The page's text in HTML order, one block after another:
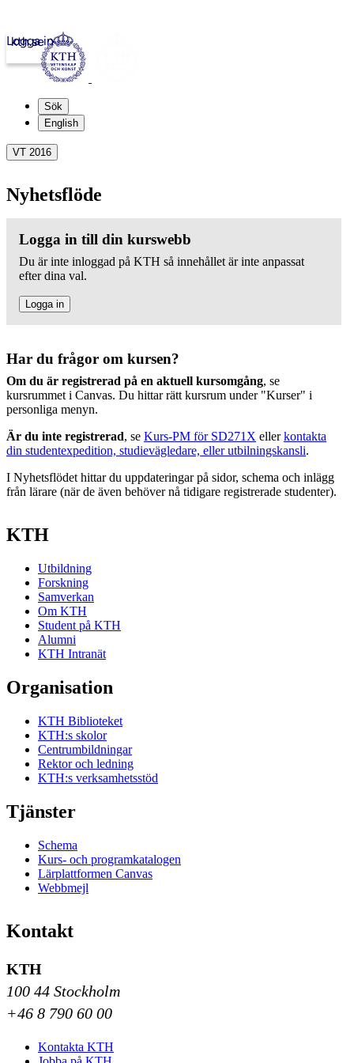
kth.se
Logga in
Sök
English
VT 2016
Nyhetsflöde
Logga in till din kurswebb
Du är inte inloggad på KTH så innehållet är inte anpassat
efter dina val.
Logga in
Har du frågor om kursen?
Om du är registrerad på en aktuell kursomgång, se
kursrummet i Canvas. Du hittar rätt kursrum under "Kurser" i
personliga menyn.
Är du inte registrerad, se Kurs-PM för SD271X ellerkontakta
din studentexpedition, studievägledare, eller utbilningskansli.
I Nyhetsflödet hittar du uppdateringar på sidor, schema och inlägg
från lärare (när de även behöver nå tidigare registrerade studenter).
KTH
Utbildning
Forskning
Samverkan
Om KTH
Student på KTH
Alumni
KTH Intranät
Organisation
KTH Biblioteket
KTH:s skolor
Centrumbildningar
Rektor och ledning
KTH:s verksamhetsstöd
Tjänster
Schema
Kurs- och programkatalogen
Lärplattformen Canvas
Webbmejl
Kontakt
KTH
100 44 Stockholm
+46 8 790 60 00
Kontakta KTH